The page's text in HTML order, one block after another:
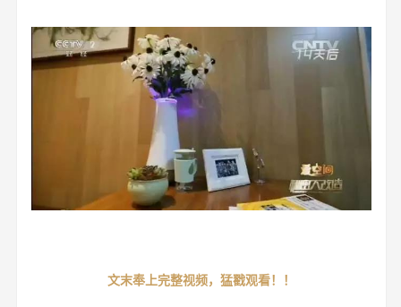
文末奉上完整视频，猛戳观看！！